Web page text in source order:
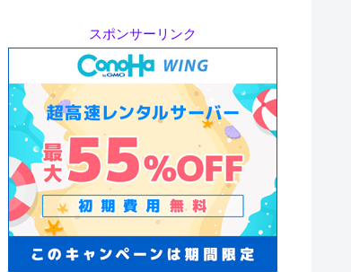
スポンサーリンク